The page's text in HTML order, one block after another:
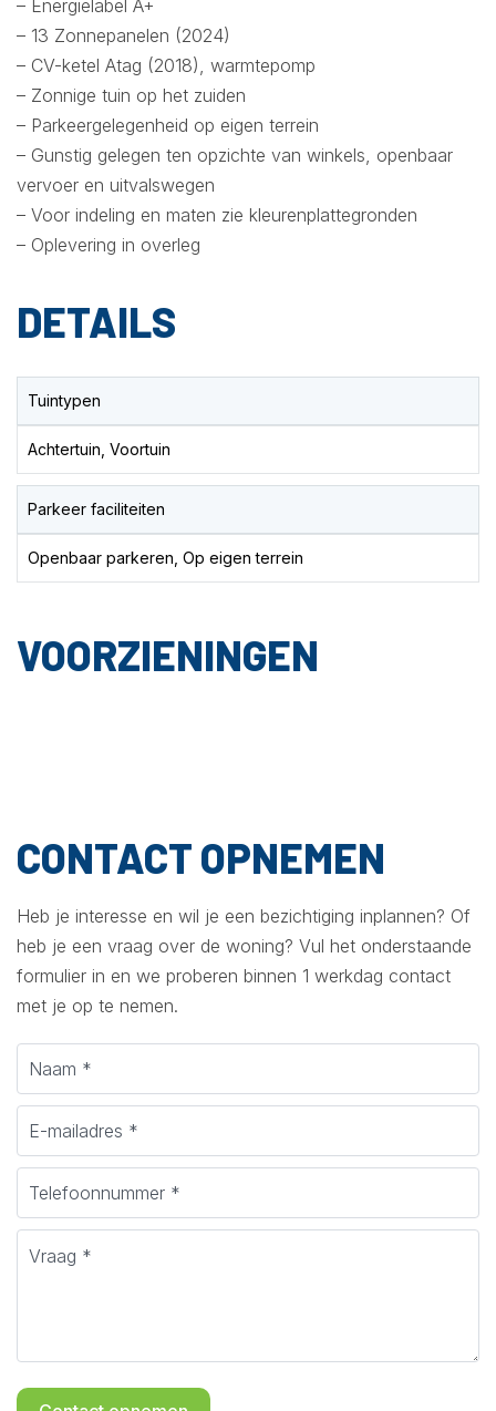
– Energielabel A+
– 13 Zonnepanelen (2024)
– CV-ketel Atag (2018), warmtepomp
– Zonnige tuin op het zuiden
– Parkeergelegenheid op eigen terrein
– Gunstig gelegen ten opzichte van winkels, openbaar
vervoer en uitvalswegen
– Voor indeling en maten zie kleurenplattegronden
– Oplevering in overleg
DETAILS
Tuintypen
Achtertuin, Voortuin
Parkeer faciliteiten
Openbaar parkeren, Op eigen terrein
VOORZIENINGEN
CONTACT OPNEMEN
Heb je interesse en wil je een bezichtiging inplannen? Of
heb je een vraag over de woning? Vul het onderstaande
formulier in en we proberen binnen 1 werkdag contact
met je op te nemen.